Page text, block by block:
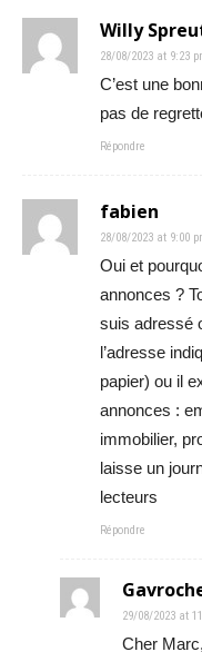
Willy
28/08/2023 at 9:23
C’est une
pas de
Répondre
fabien
28/08/2023 at 9:00
Oui et
annonces ?
suis adressé
l’adresse
papier) ou il
annonces :
immobilier,
laisse un
lecteurs
Répondre
29/08/2023 at
Cher